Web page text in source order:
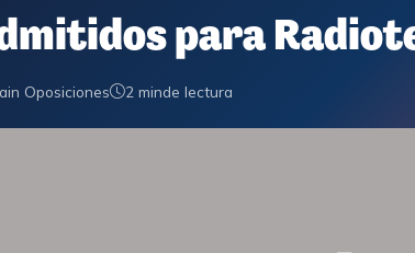
para
Oposiciones 2 minde lectura